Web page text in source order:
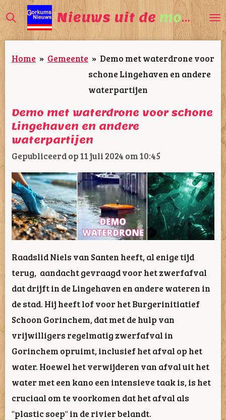
Ga
direct
naar
de
Nieuws uit de mooiste
Home » Gemeente » Demo met waterdrone voor
schone Lingehaven en andere
waterpartijen
Demo met waterdrone voor schone
Lingehaven en andere
waterpartijen
Gepubliceerd op 11 juli 2024 om 10:45
Raadslid Niels van Santen heeft, al enige tijd
terug, aandacht gevraagd voor het zwerfafval
dat drijft in de Lingehaven en andere wateren in
de stad. Hij heeft lof voor het Burgerinitiatief
Schoon Gorinchem, dat met de hulp van
vrijwilligers regelmatig zwerfafval in
Gorinchem opruimt, inclusief het afval op het
water. Hoewel het verwijderen van afval uit het
water met een kano een intensieve taak is, is het
cruciaal om te voorkomen dat het afval als
"plastic soep" in de rivier belandt.